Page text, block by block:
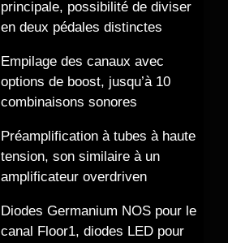
principale, possibilité de diviser
en deux pédales distinctes
Empilage des canaux avec
options de boost, jusqu’à 10
combinaisons sonores
Préamplification à tubes à haute
tension, son similaire à un
amplificateur overdriven
Diodes Germanium NOS pour le
canal Floor1, diodes LED pour